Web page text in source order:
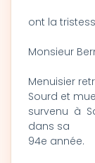
ont la
Monsieur
Menuisier
Sourd et
survenu à
dans sa
94e année.